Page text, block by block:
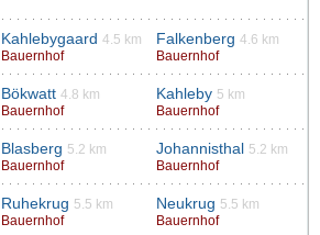
Kahlebygaard 4.5 km
Bauernhof
Falkenberg 4.6 km
Bauernhof
Bökwatt 4.8 km
Bauernhof
Kahleby 5 km
Bauernhof
Blasberg 5.2 km
Bauernhof
Johannisthal 5.2 km
Bauernhof
Ruhekrug 5.5 km
Bauernhof
Neukrug 5.5 km
Bauernhof